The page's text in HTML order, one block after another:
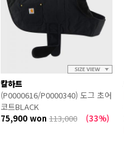
칼하트
(P0000616/P0000340) 도그 초어
코트BLACK
75,900 won113,000 (33%)